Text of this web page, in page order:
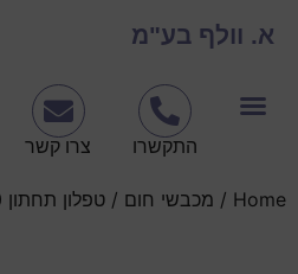
א. וולף בע"מ
התקשרו צרו קשר
Home
/ מכבשי חום / טפלון תחתון 40/50